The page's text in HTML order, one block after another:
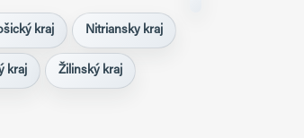
kraj Nitriansky kraj
kraj Žilinský kraj